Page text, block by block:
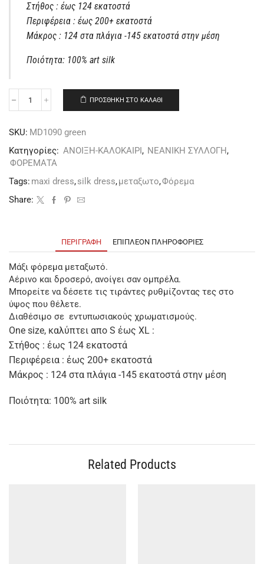
Στήθος : έως 124 εκατοστά
Περιφέρεια : έως 200+ εκατοστά
Μάκρος : 124 στα πλάγια -145 εκατοστά στην μέση
Ποιότητα: 100% art silk
ΠΡΟΣΘΉΚΗ ΣΤΟ ΚΑΛΆΘΙ
SKU: MD1090 green
Κατηγορίες: ΑΝΟΙΞΗ-ΚΑΛΟΚΑΙΡΙ, ΝΕΑΝΙΚΗ ΣΥΛΛΟΓΗ,
ΦΟΡΕΜΑΤΑ
Tags: maxi dress,silk dress,μεταξωτο,Φόρεμα
Share:
ΠΕΡΙΓΡΑΦΉ ΕΠΙΠΛΈΟΝ ΠΛΗΡΟΦΟΡΊΕΣ
Μάξι φόρεμα μεταξωτό.
Αέρινο και δροσερό, ανοίγει σαν ομπρέλα.
Μπορείτε να δέσετε τις τιράντες ρυθμίζοντας τες στο
ύψος που θέλετε.
Διαθέσιμο σε εντυπωσιακούς χρωματισμούς.
One size, καλύπτει απο S έως XL :
Στήθος : έως 124 εκατοστά
Περιφέρεια : έως 200+ εκατοστά
Μάκρος : 124 στα πλάγια -145 εκατοστά στην μέση
Ποιότητα: 100% art silk
Related Products